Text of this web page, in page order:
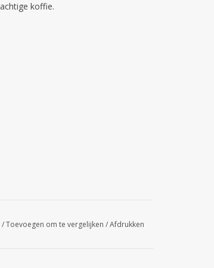
koffie.
/Toevoegen om te vergelijken /Afdrukken